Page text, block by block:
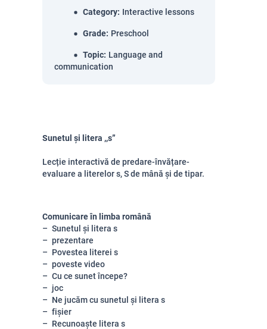
Category: Interactive lessons
Grade: Preschool
Topic: Language and
communication
Sunetul și litera ,,s”
Lecție interactivă de predare-învățare-
evaluare a literelor s, S de mână și de tipar.
Comunicare în limba română
Sunetul și litera s
prezentare
Povestea literei s
poveste video
Cu ce sunet începe?
joc
Ne jucăm cu sunetul și litera s
fișier
Recunoaște litera s